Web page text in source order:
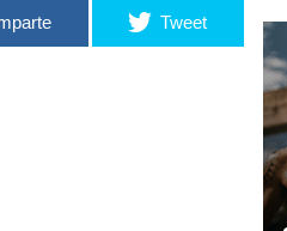
Tweet